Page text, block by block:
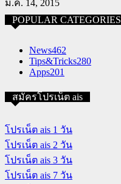
ม.ค. 14, 2015
POPULAR CATEGORIES
News462
Tips&Tricks280
Apps201
สมัครโปรเน็ต ais
โปรเน็ต ais 1 วัน
โปรเน็ต ais 2 วัน
โปรเน็ต ais 3 วัน
โปรเน็ต ais 7 วัน